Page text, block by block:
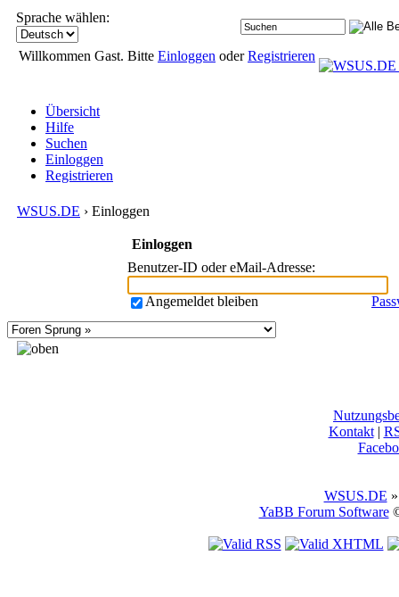
Sprache wählen:
Willkommen Gast. Bitte Einloggen oderRegistrieren
Übersicht
Hilfe
Suchen
Einloggen
Registrieren
WSUS.DE › Einloggen
Einloggen
Benutzer-ID oder eMail-Adresse:
Angemeldet bleiben
Kontakt|
WSUS.DE
YaBB Forum Software©